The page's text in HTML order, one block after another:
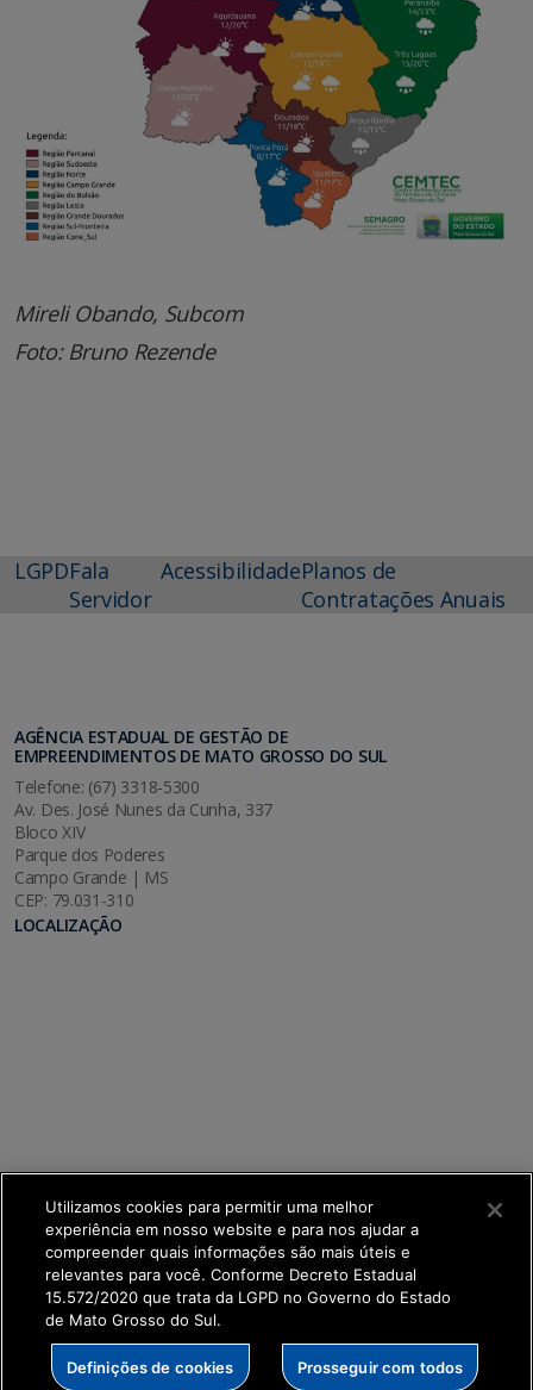
Mireli Obando, Subcom
Foto: Bruno Rezende
LGPDFala
Servidor
AcessibilidadePlanos de
Contratações Anuais
AGÊNCIA ESTADUAL DE GESTÃO DE
EMPREENDIMENTOS DE MATO GROSSO DO SUL
Telefone: (67) 3318-5300
Av. Des. José Nunes da Cunha, 337
Bloco XIV
Parque dos Poderes
Campo Grande | MS
CEP: 79.031-310
LOCALIZAÇÃO
SETDIG | Secretaria-Executiva de Transformação
Digital
Utilizamos cookies para permitir uma melhor
experiência em nosso website e para nos ajudar a
compreender quais informações são mais úteis e
relevantes para você. Conforme Decreto Estadual
15.572/2020 que trata da LGPD no Governo do Estado
de Mato Grosso do Sul.
Definições de cookies Prosseguir com todos